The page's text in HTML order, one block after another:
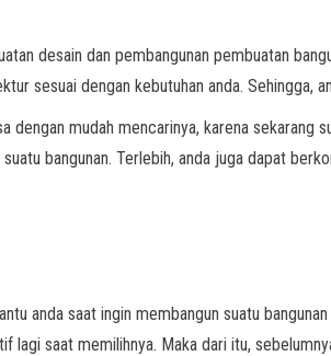
desain dan pembangunan pembuatan
sesuai dengan kebutuhan anda. Sehingga,
dengan mudah mencarinya, karena sekarang
bangunan. Terlebih, anda juga dapat
anda saat ingin membangun suatu
lagi saat memilihnya. Maka dari itu,